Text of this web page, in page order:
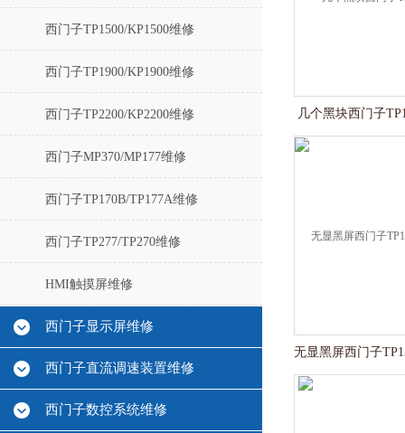
西门子TP1500/KP1500维修
西门子TP1900/KP1900维修
西门子TP2200/KP2200维修
西门子MP370/MP177维修
西门子TP170B/TP177A维修
西门子TP277/TP270维修
HMI触摸屏维修
西门子显示屏维修
西门子直流调速装置维修
西门子数控系统维修
几个黑块西门子